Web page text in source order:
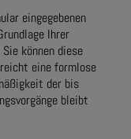
eingegebenen
Ihrer
können diese
eine formlose
der bis
bleibt